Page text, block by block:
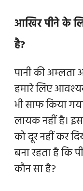
आखिर पीने के
है?
पानी की अम्लता
हमारे लिए
भी साफ किया
लायक नहीं है।
को दूर नहीं कर
बना रहता है कि
कौन सा है?